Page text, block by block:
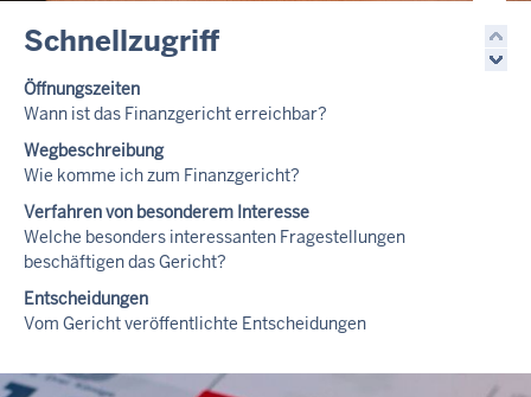
Schnellzugriff
Öffnungszeiten
Wann ist das Finanzgericht erreichbar?
Wegbeschreibung
Wie komme ich zum Finanzgericht?
Verfahren von besonderem Interesse
Welche besonders interessanten Fragestellungen
beschäftigen das Gericht?
Entscheidungen
Vom Gericht veröffentlichte Entscheidungen
Informationen rund um das Finanzgericht